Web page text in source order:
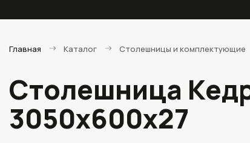
Главная Каталог Столешницы и комплектующие
Столешница
3050х600х27